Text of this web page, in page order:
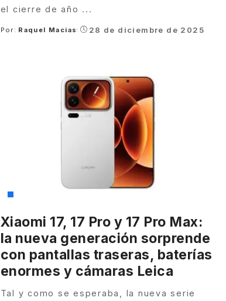
el cierre de año ...
Posted
Por: Raquel Macias 28 de diciembre de 2025
Xiaomi 17, 17 Pro y 17 Pro Max:
la nueva generación sorprende
con pantallas traseras, baterías
enormes y cámaras Leica
Tal y como se esperaba, la nueva serie